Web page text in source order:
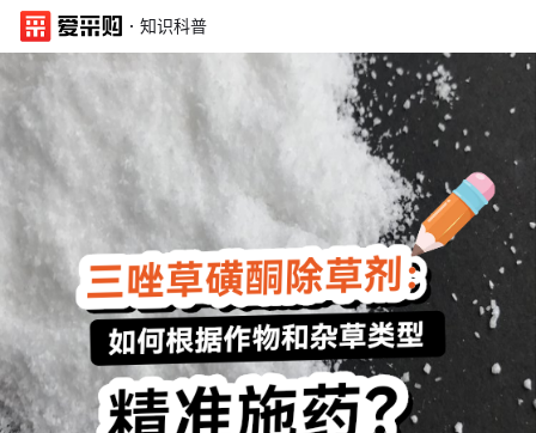
· 知识科普